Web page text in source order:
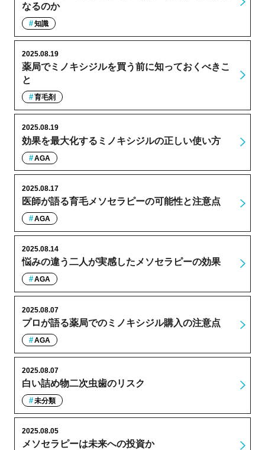
なるのか
知識
薬局でミノキシジルを買う前に知っておくべきこ
と
2025.08.19
育毛剤
効果を最大化するミノキシジルの正しい使い方
2025.08.19
AGA
医師が語る育毛メソセラピーの可能性と注意点
2025.08.17
AGA
悩みの違う二人が実感したメソセラピーの効果
2025.08.14
AGA
プロが語る薬局でのミノキシジル購入の注意点
2025.08.07
AGA
白い詰め物二次虫歯のリスク
2025.08.07
未分類
メソセラピーは未来への投資か
2025.08.05